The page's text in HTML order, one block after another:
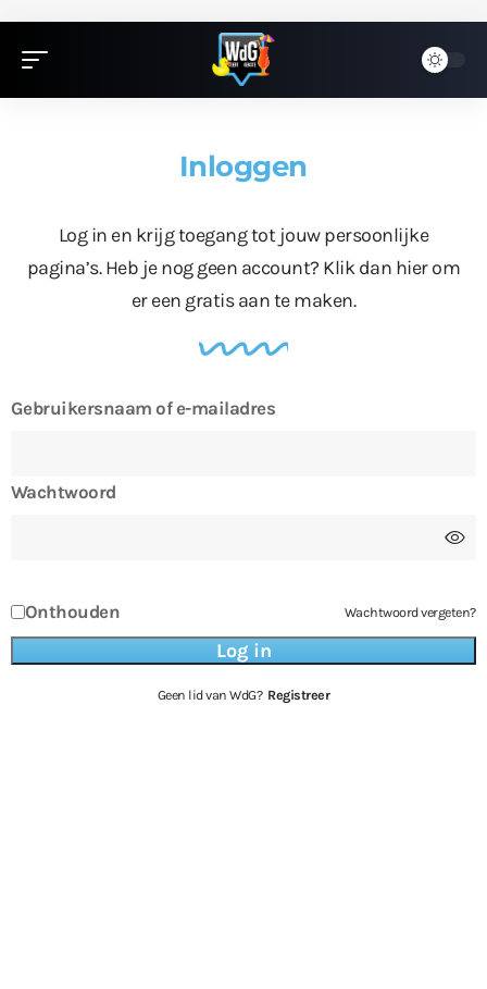
Inloggen
Log in en krijg toegang tot jouw persoonlijke
pagina’s. Heb je nog geen account? Klik dan hierom
er een gratis aan te maken.
Gebruikersnaam of e-mailadres
Wachtwoord
Onthouden Wachtwoord vergeten?
Geen lid van WdG? Registreer